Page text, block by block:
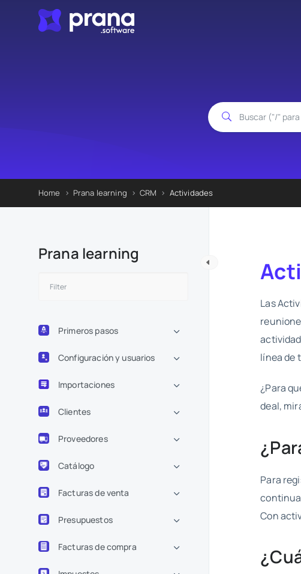
Home Prana learning CRM Actividades
Prana learning
Primeros pasos
Configuración y usuarios
Importaciones
Clientes
Proveedores
Catálogo
Facturas de venta
Presupuestos
Facturas de compra
Las
línea de
¿Para
deal,
Para
Con